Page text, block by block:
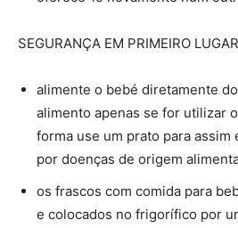
SEGURANÇA EM PRIMEIRO LUGAR
alimente o bebé diretamente
alimento apenas se for utilizar
forma use um prato para assim
por doenças de origem
os frascos com comida para
e colocados no frigorífico por